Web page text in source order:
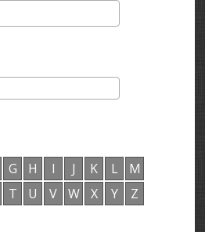
G H I J K L
M
T U V W X Y Z